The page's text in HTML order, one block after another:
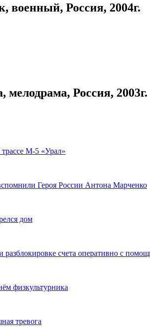
Россия, 2004г.
Россия, 2003г.
М-5 «Урал»
Героя России Антона Марченко
дом
счета оперативно с
физкультурника
тревога